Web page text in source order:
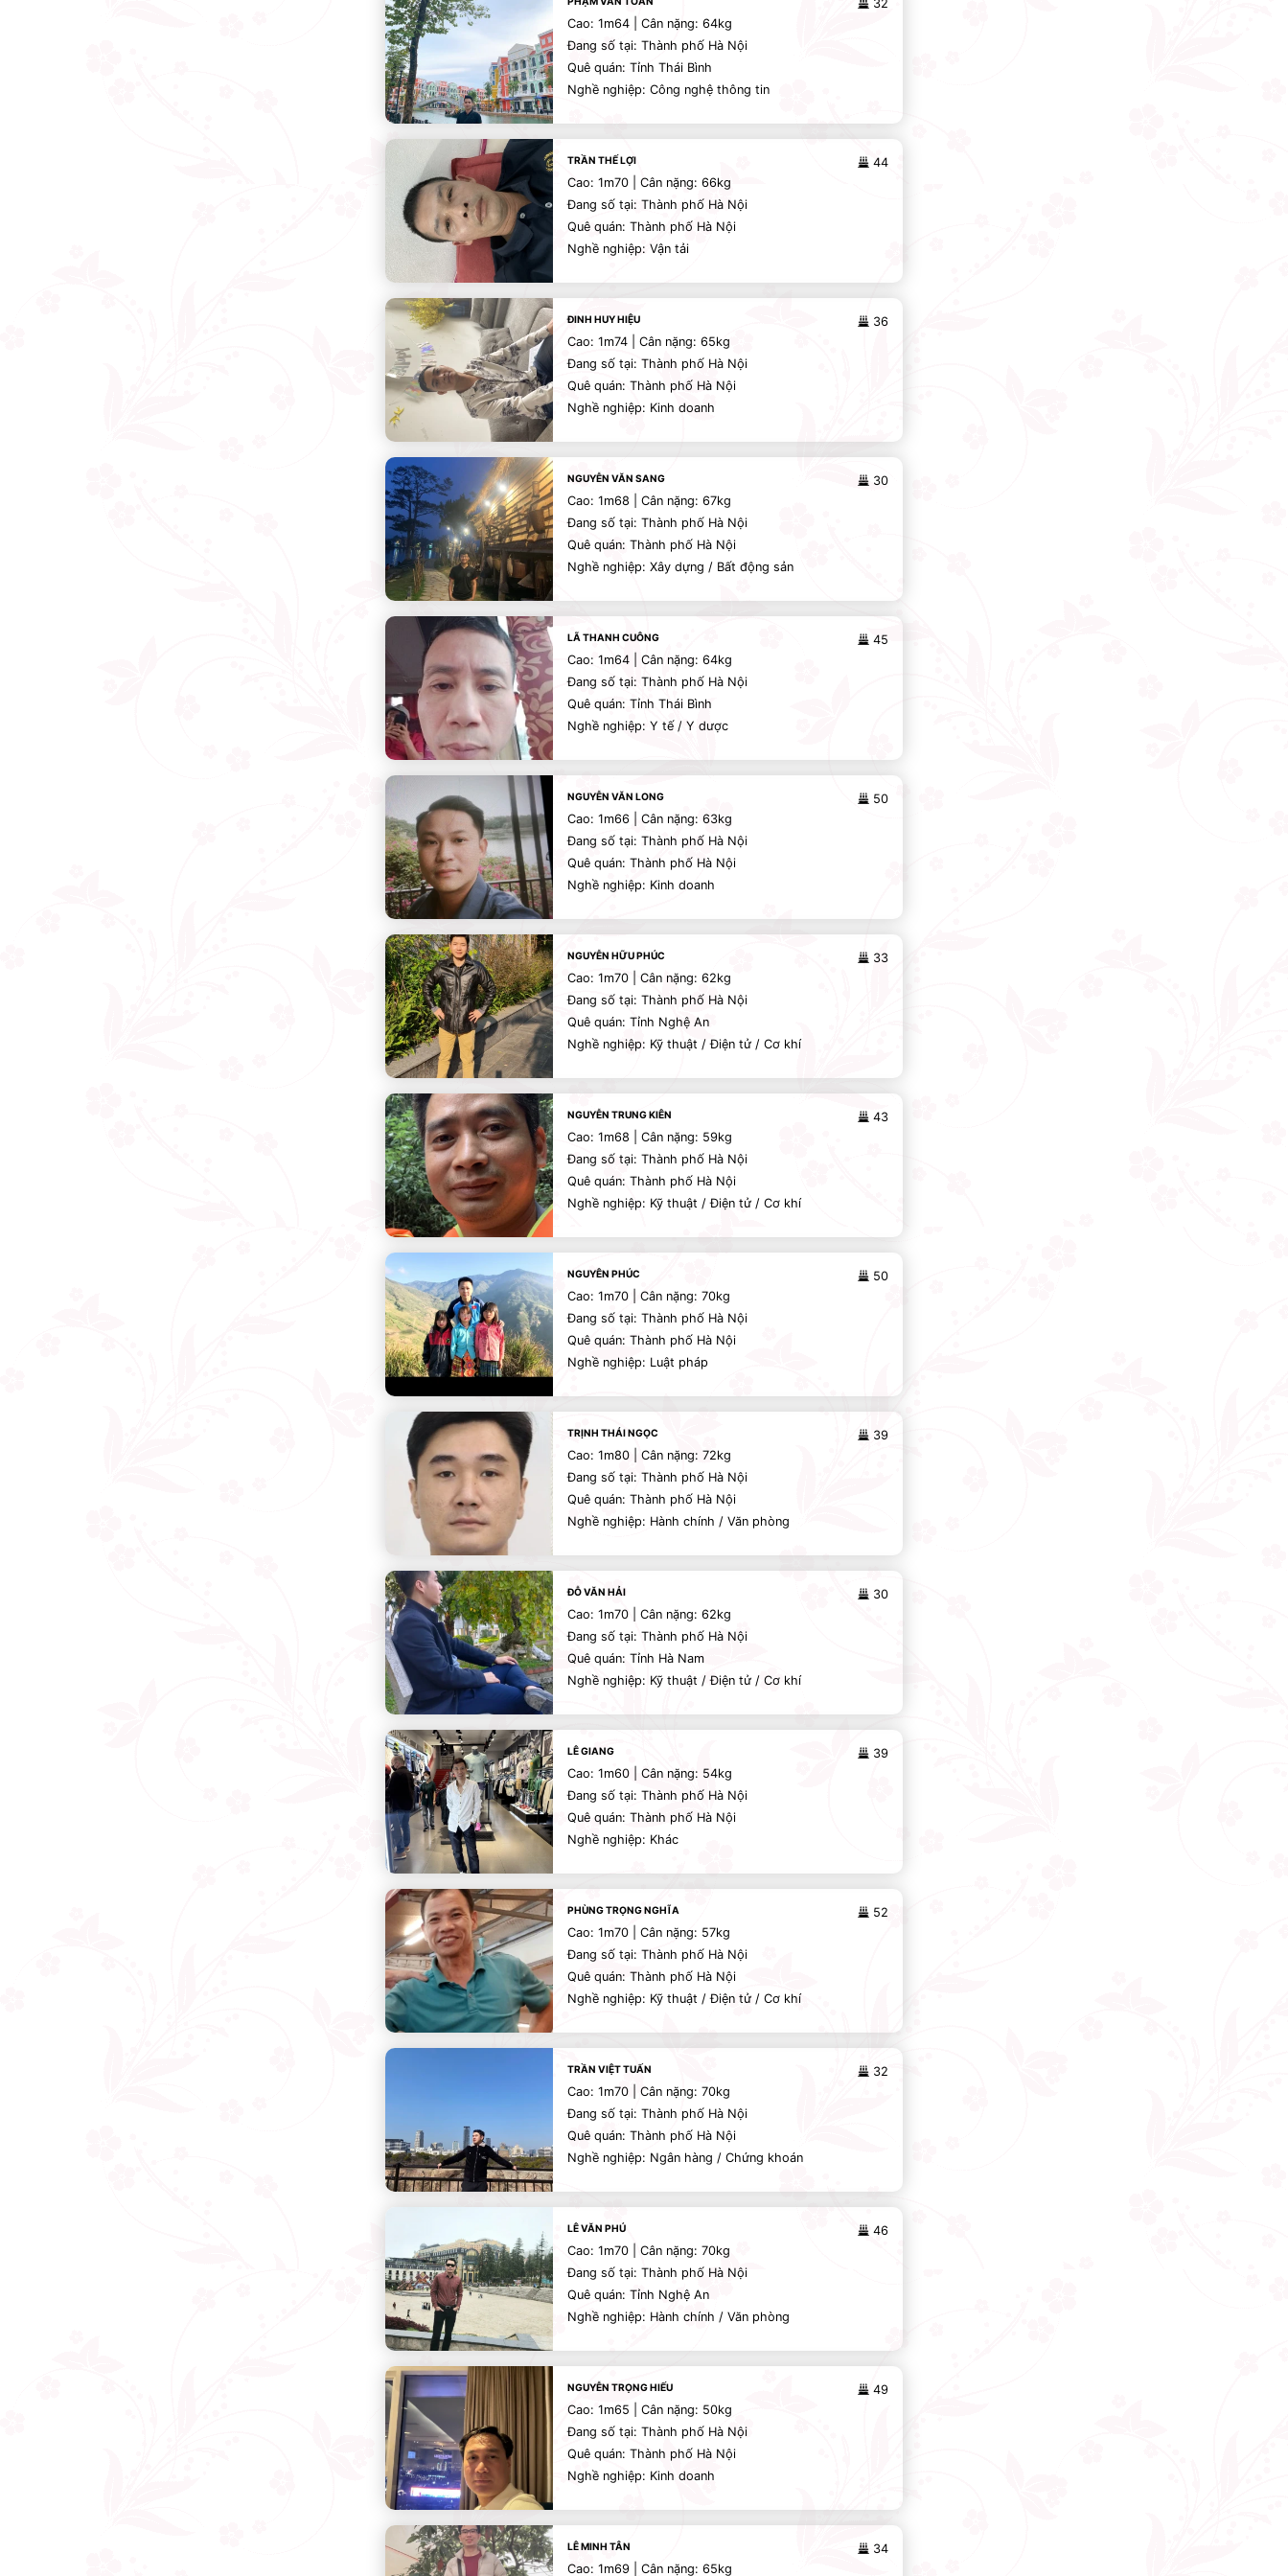
32
Cao: 1m64 | Cân nặng: 64kg
Đang số tại: Thành phố Hà Nội
Quê quán: Tỉnh Thái Bình
Nghề nghiệp: Công nghệ thông tin
44
TRẦN THẾ LỢI
Cao: 1m70 | Cân nặng: 66kg
Đang số tại: Thành phố Hà Nội
Quê quán: Thành phố Hà Nội
Nghề nghiệp: Vận tải
36
ĐINH HUY HIỆU
Cao: 1m74 | Cân nặng: 65kg
Đang số tại: Thành phố Hà Nội
Quê quán: Thành phố Hà Nội
Nghề nghiệp: Kinh doanh
30
NGUYỄN VĂN SANG
Cao: 1m68 | Cân nặng: 67kg
Đang số tại: Thành phố Hà Nội
Quê quán: Thành phố Hà Nội
Nghề nghiệp: Xây dựng / Bất động sản
45
LÃ THANH CUÔNG
Cao: 1m64 | Cân nặng: 64kg
Đang số tại: Thành phố Hà Nội
Quê quán: Tỉnh Thái Bình
Nghề nghiệp: Y tế / Y dược
50
NGUYỄN VĂN LONG
Cao: 1m66 | Cân nặng: 63kg
Đang số tại: Thành phố Hà Nội
Quê quán: Thành phố Hà Nội
Nghề nghiệp: Kinh doanh
33
NGUYỄN HỮU PHÚC
Cao: 1m70 | Cân nặng: 62kg
Đang số tại: Thành phố Hà Nội
Quê quán: Tỉnh Nghệ An
Nghề nghiệp: Kỹ thuật / Điện tử / Cơ khí
43
NGUYỄN TRUNG KIÊN
Cao: 1m68 | Cân nặng: 59kg
Đang số tại: Thành phố Hà Nội
Quê quán: Thành phố Hà Nội
Nghề nghiệp: Kỹ thuật / Điện tử / Cơ khí
50
NGUYÊN PHÚC
Cao: 1m70 | Cân nặng: 70kg
Đang số tại: Thành phố Hà Nội
Quê quán: Thành phố Hà Nội
Nghề nghiệp: Luật pháp
39
TRỊNH THÁI NGỌC
Cao: 1m80 | Cân nặng: 72kg
Đang số tại: Thành phố Hà Nội
Quê quán: Thành phố Hà Nội
Nghề nghiệp: Hành chính / Văn phòng
30
ĐỖ VĂN HẢI
Cao: 1m70 | Cân nặng: 62kg
Đang số tại: Thành phố Hà Nội
Quê quán: Tỉnh Hà Nam
Nghề nghiệp: Kỹ thuật / Điện tử / Cơ khí
39
LÊ GIANG
Cao: 1m60 | Cân nặng: 54kg
Đang số tại: Thành phố Hà Nội
Quê quán: Thành phố Hà Nội
Nghề nghiệp: Khác
52
PHÙNG TRỌNG NGHĨA
Cao: 1m70 | Cân nặng: 57kg
Đang số tại: Thành phố Hà Nội
Quê quán: Thành phố Hà Nội
Nghề nghiệp: Kỹ thuật / Điện tử / Cơ khí
32
TRẦN VIỆT TUẤN
Cao: 1m70 | Cân nặng: 70kg
Đang số tại: Thành phố Hà Nội
Quê quán: Thành phố Hà Nội
Nghề nghiệp: Ngân hàng / Chứng khoán
46
LÊ VĂN PHÚ
Cao: 1m70 | Cân nặng: 70kg
Đang số tại: Thành phố Hà Nội
Quê quán: Tỉnh Nghệ An
Nghề nghiệp: Hành chính / Văn phòng
49
NGUYỄN TRỌNG HIẾU
Cao: 1m65 | Cân nặng: 50kg
Đang số tại: Thành phố Hà Nội
Quê quán: Thành phố Hà Nội
Nghề nghiệp: Kinh doanh
34
LÊ MINH TÂN
Cao: 1m69 | Cân nặng: 65kg